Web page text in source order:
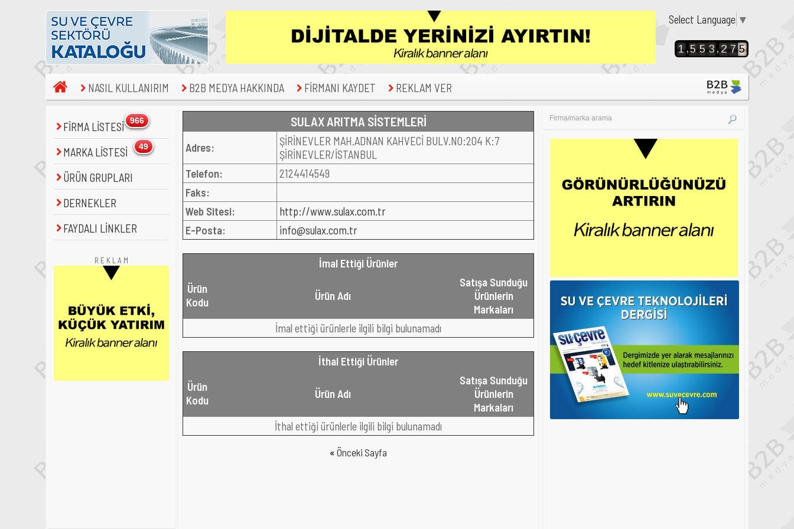
Select Language ▼
1 ,5 5 3 , 2 7 5
NASIL KULLANIRIM B2B MEDYA HAKKINDA FİRMANI KAYDET REKLAM VER
FİRMA LİSTESİ 966
MARKA LİSTESİ 49
ÜRÜN GRUPLARI
DERNEKLER
FAYDALI LİNKLER
R E K L A M
SULAX ARITMA SİSTEMLERİ
Adres:
ŞİRİNEVLER MAH.ADNAN KAHVECİ BULV.NO:204 K:7
ŞİRİNEVLER/İSTANBUL
Telefon:
2124414549
Faks:
Web Sitesi:
http://www.sulax.com.tr
E-Posta:
info@sulax.com.tr
İmal Ettiği Ürünler
Ürün
Kodu
Ürün Adı
Satışa Sunduğu
Ürünlerin
Markaları
İmal ettiği ürünlerle ilgili bilgi bulunamadı
İthal Ettiği Ürünler
Ürün
Kodu
Ürün Adı
Satışa Sunduğu
Ürünlerin
Markaları
İthal ettiği ürünlerle ilgili bilgi bulunamadı
« Önceki Sayfa